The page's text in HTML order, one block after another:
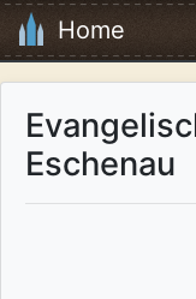
Home
Eschenau